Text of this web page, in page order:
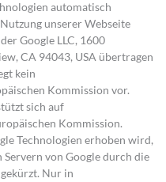
automatisch
unserer Webseite
Google LLC, 1600
CA 94043, USA übertragen
kein
Kommission vor.
sich auf
Kommission.
Technologien erhoben wird,
von Google durch die
Nur in